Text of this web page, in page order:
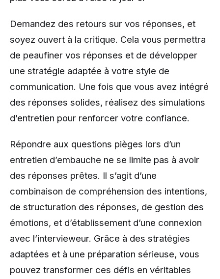
Demandez des retours sur vos réponses, et
soyez ouvert à la critique. Cela vous permettra
de peaufiner vos réponses et de développer
une stratégie adaptée à votre style de
communication. Une fois que vous avez intégré
des réponses solides, réalisez des simulations
d’entretien pour renforcer votre confiance.
Répondre aux questions pièges lors d’un
entretien d’embauche ne se limite pas à avoir
des réponses prêtes. Il s’agit d’une
combinaison de compréhension des intentions,
de structuration des réponses, de gestion des
émotions, et d’établissement d’une connexion
avec l’intervieweur. Grâce à des stratégies
adaptées et à une préparation sérieuse, vous
pouvez transformer ces défis en véritables